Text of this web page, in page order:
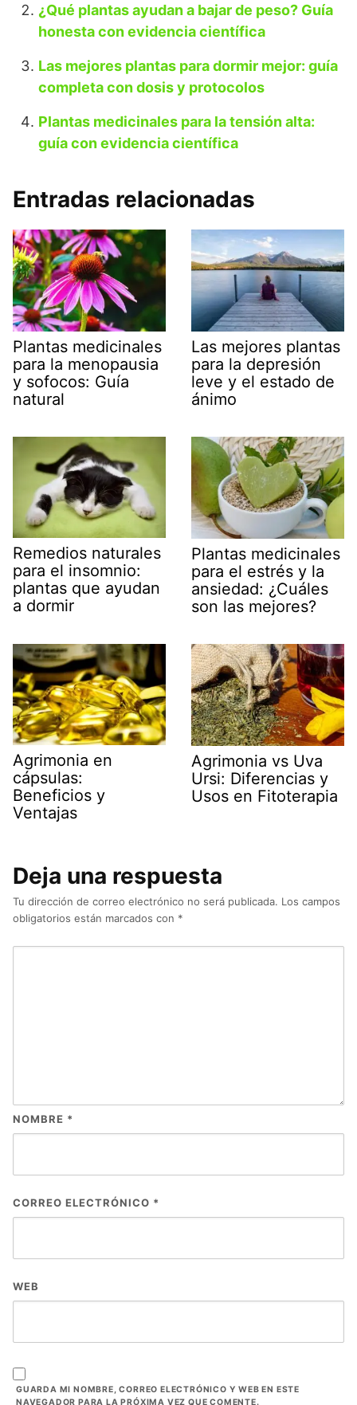
¿Qué plantas ayudan a bajar de peso? Guía
honesta con evidencia científica
Las mejores plantas para dormir mejor: guía
completa con dosis y protocolos
Plantas medicinales para la tensión alta:
guía con evidencia científica
Entradas relacionadas
Plantas medicinales
para la menopausia
y sofocos: Guía
natural
Las mejores plantas
para la depresión
leve y el estado de
ánimo
Remedios naturales
para el insomnio:
plantas que ayudan
a dormir
Plantas medicinales
para el estrés y la
ansiedad: ¿Cuáles
son las mejores?
Agrimonia en
cápsulas:
Beneficios y
Ventajas
Agrimonia vs Uva
Ursi: Diferencias y
Usos en Fitoterapia
Deja una respuesta
Tu dirección de correo electrónico no será publicada. Los campos
obligatorios están marcados con *
NOMBRE *
CORREO ELECTRÓNICO *
WEB
GUARDA MI NOMBRE, CORREO ELECTRÓNICO Y WEB EN ESTE
NAVEGADOR PARA LA PRÓXIMA VEZ QUE COMENTE.